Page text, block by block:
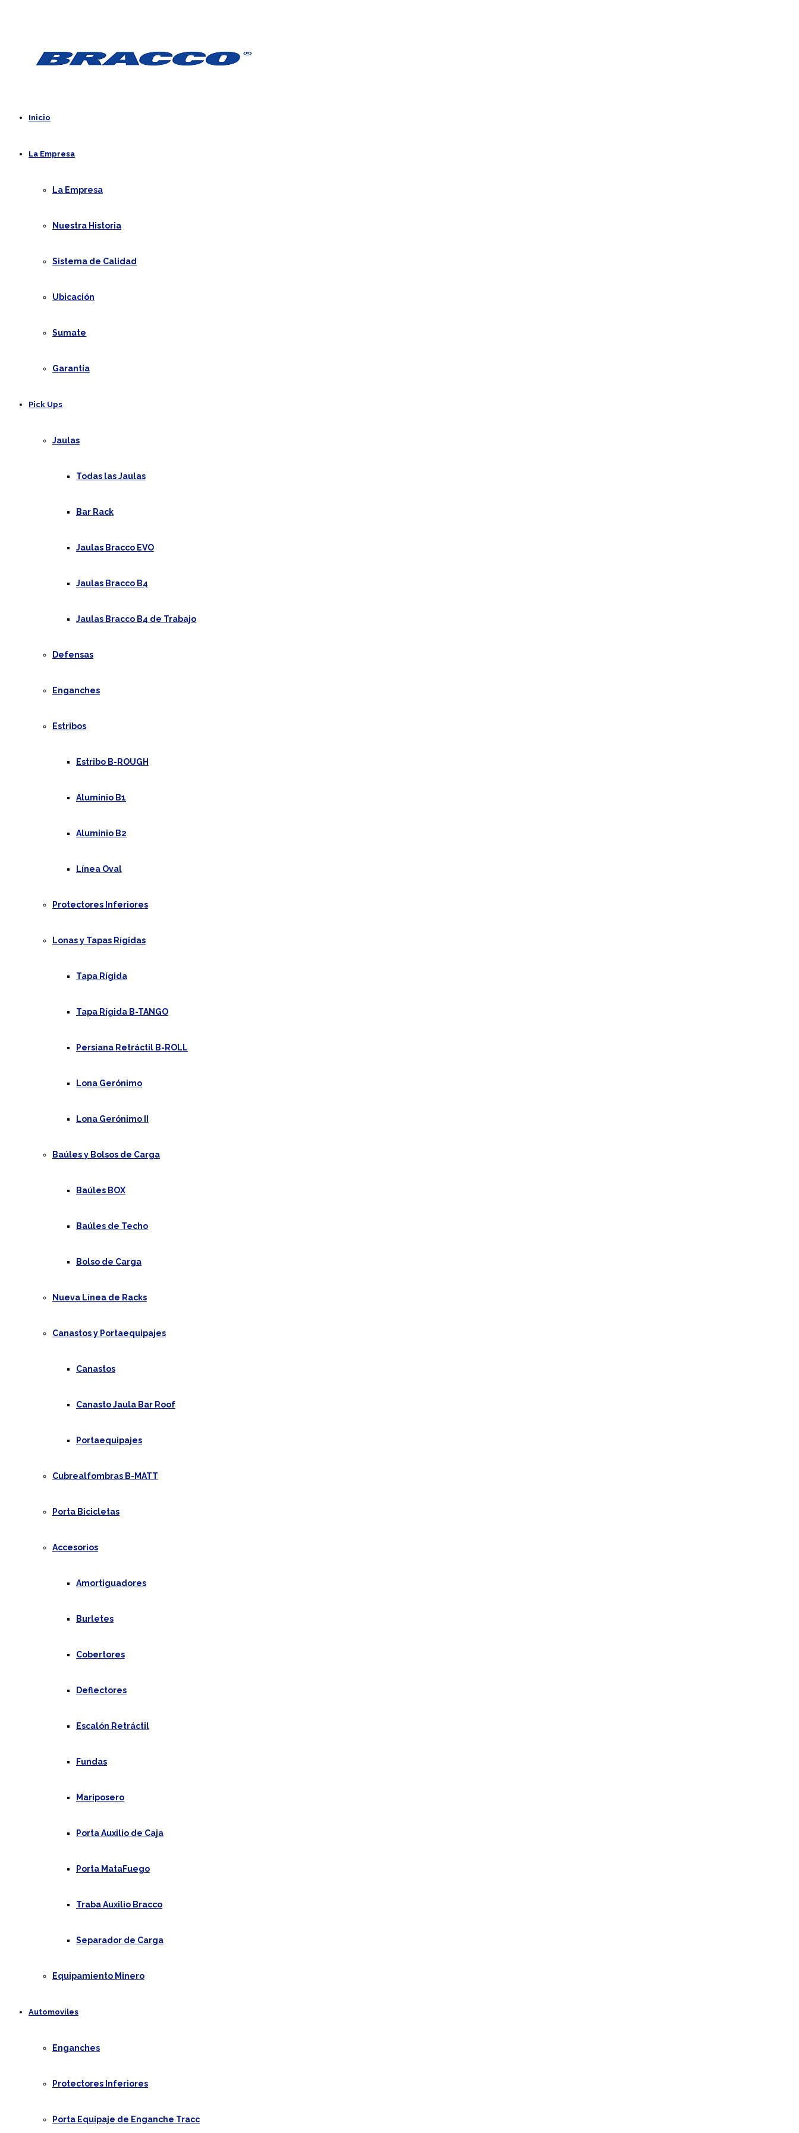
Inicio
La Empresa
La Empresa
Nuestra Historia
Sistema de Calidad
Ubicación
Sumate
Garantía
Pick Ups
Jaulas
Todas las Jaulas
Bar Rack
Jaulas Bracco EVO
Jaulas Bracco B4
Jaulas Bracco B4 de Trabajo
Defensas
Enganches
Estribos
Estribo B-ROUGH
Aluminio B1
Aluminio B2
Línea Oval
Protectores Inferiores
Lonas y Tapas Rígidas
Tapa Rígida
Tapa Rígida B-TANGO
Persiana Retráctil B-ROLL
Lona Gerónimo
Lona Gerónimo II
Baúles y Bolsos de Carga
Baúles BOX
Baúles de Techo
Bolso de Carga
Nueva Línea de Racks
Canastos y Portaequipajes
Canastos
Canasto Jaula Bar Roof
Portaequipajes
Cubrealfombras B-MATT
Porta Bicicletas
Accesorios
Amortiguadores
Burletes
Cobertores
Deflectores
Escalón Retráctil
Fundas
Mariposero
Porta Auxilio de Caja
Porta MataFuego
Traba Auxilio Bracco
Separador de Carga
Equipamiento Minero
Automoviles
Enganches
Protectores Inferiores
Porta Equipaje de Enganche Tracc